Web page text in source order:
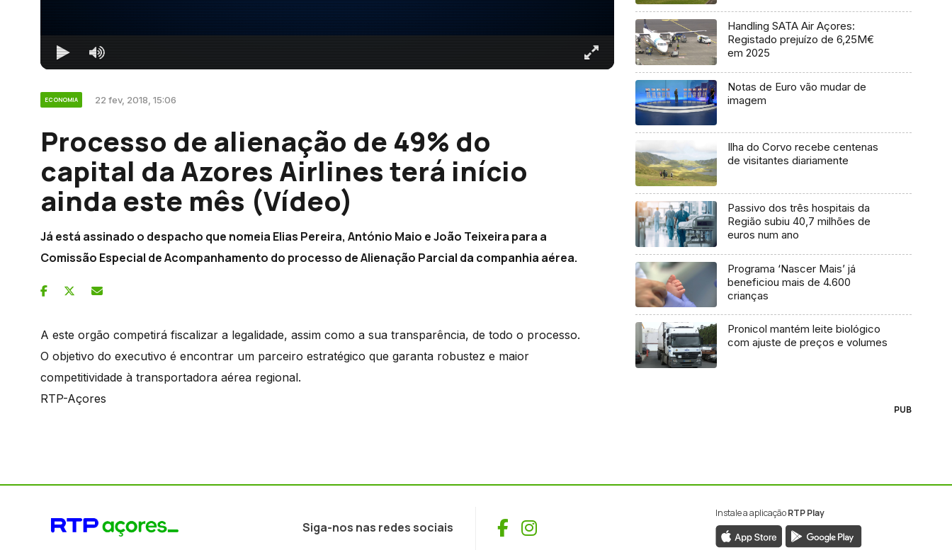
ECONOMIA 22 fev, 2018, 15:06
Processo de alienação de 49% do
capital da Azores Airlines terá início
ainda este mês (Vídeo)
Já está assinado o despacho que nomeia Elias Pereira, António Maio e João Teixeira para a
Comissão Especial de Acompanhamento do processo de Alienação Parcial da companhia aérea.
A este orgão competirá fiscalizar a legalidade, assim como a sua transparência, de todo o processo.
O objetivo do executivo é encontrar um parceiro estratégico que garanta robustez e maior
competitividade à transportadora aérea regional.
RTP-Açores
Handling SATA Air Açores:
Registado prejuízo de 6,25M€
em 2025
Notas de Euro vão mudar de
imagem
Ilha do Corvo recebe centenas
de visitantes diariamente
Passivo dos três hospitais da
Região subiu 40,7 milhões de
euros num ano
Programa ‘Nascer Mais’ já
beneficiou mais de 4.600
crianças
Pronicol mantém leite biológico
com ajuste de preços e volumes
PUB
Siga-nos nas redes sociais Facebook
Instagram
Instale a aplicaçãoRTP Play